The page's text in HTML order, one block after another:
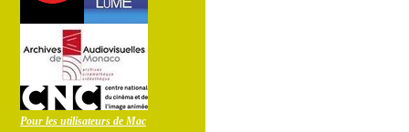
Pour les utilisateurs de Mac